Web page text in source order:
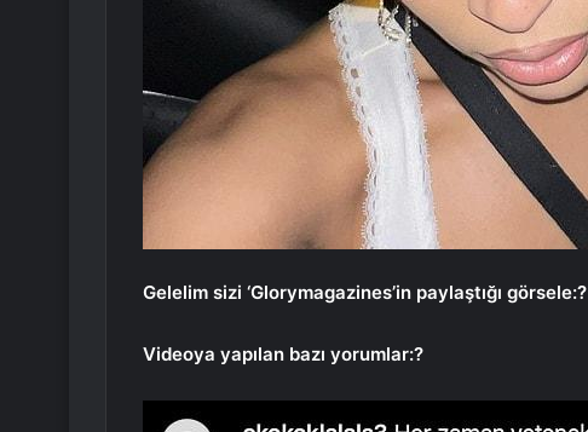
Gelelim sizi ‘Glorymagazines’in paylaştığı görsele:?
Videoya yapılan bazı yorumlar:?